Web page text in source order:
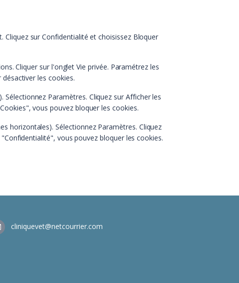
sur Confidentialité et choisissez Bloquer
Cliquer sur l'onglet Vie privée. Paramétrez les
les cookies.
Paramètres. Cliquez sur Afficher les
vous pouvez bloquer les cookies.
horizontales). Sélectionnez Paramètres. Cliquez
vous pouvez bloquer les cookies.
cliniquevet@netcourrier.com